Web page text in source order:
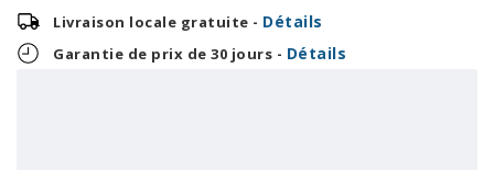
Livraison locale gratuite - Détails
Garantie de prix de 30 jours - Détails